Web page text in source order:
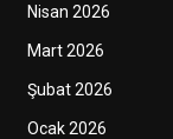
Nisan 2026
Mart 2026
Şubat 2026
Ocak 2026